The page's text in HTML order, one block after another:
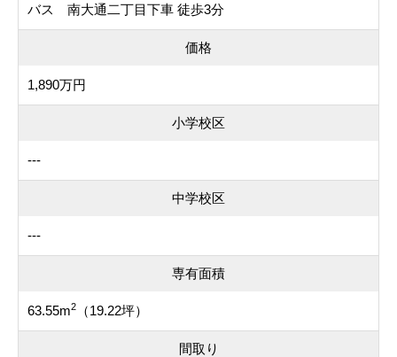
バス 南大通二丁目下車 徒歩3分
価格
1,890万円
小学校区
---
中学校区
---
専有面積
63.55m2 （19.22坪）
間取り